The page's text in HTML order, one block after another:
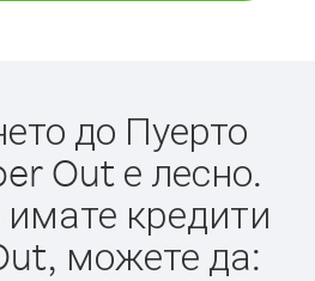
до Пуерто
Out е лесно.
кредити
можете да: